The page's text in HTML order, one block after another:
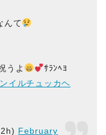
んて
うよ
ｻﾗﾝﾍﾖ
イルチュッカヘ
February